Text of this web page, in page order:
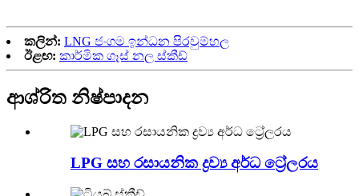
කලින්: LNG ජංගම ඉන්ධන පිරවුම්හල
ඊළඟ: කාර්මික ගෑස් නල ස්කීඩ්
ආශ්රිත නිෂ්පාදන
LPG සහ රසායනික ද්‍රව්‍ය අර්ධ ට්‍රේලරය